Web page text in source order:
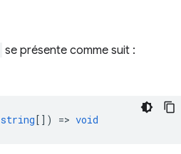
se présente comme suit :
string[]) => void